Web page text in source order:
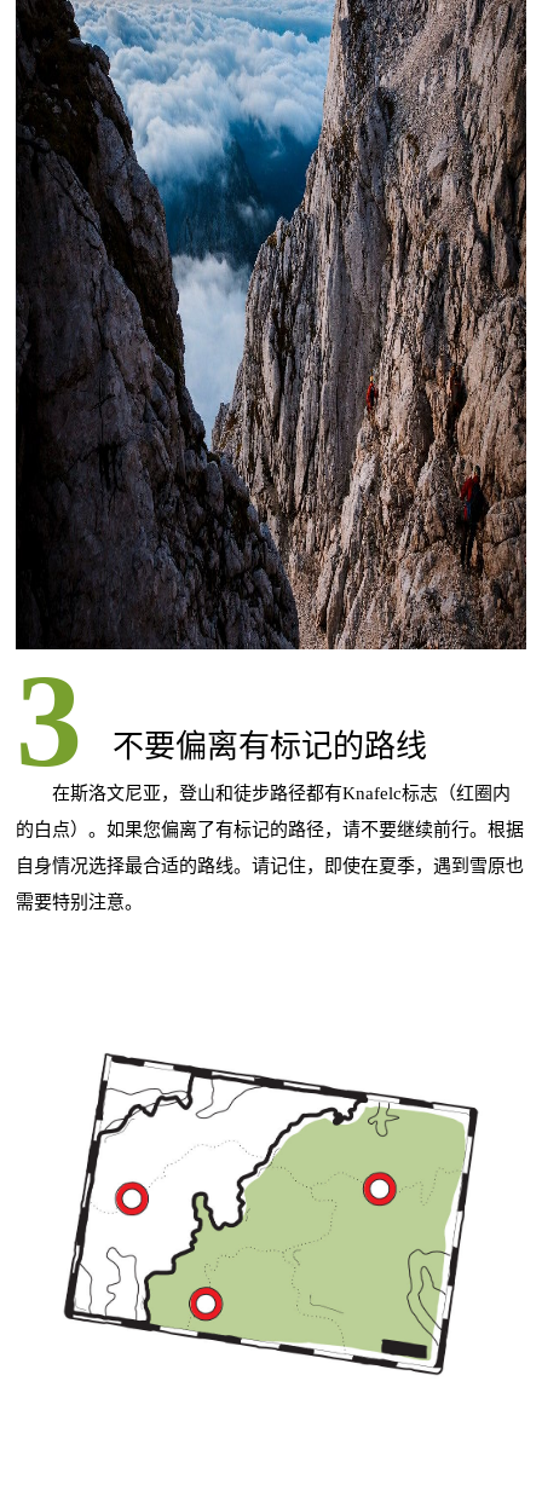
不要偏离有标记的路线
在斯洛文尼亚，登山和徒步路径都有Knafelc标志（红圈内
的白点）。如果您偏离了有标记的路径，请不要继续前行。根据
自身情况选择最合适的路线。请记住，即使在夏季，遇到雪原也
需要特别注意。